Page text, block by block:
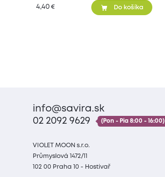
4,40 € Do košíka
info@savira.sk
02 2092 9629
(Pon - Pia 8:00 - 16:00)
VIOLET MOON s.r.o.
Průmyslová 1472/11
102 00 Praha 10 - Hostivař